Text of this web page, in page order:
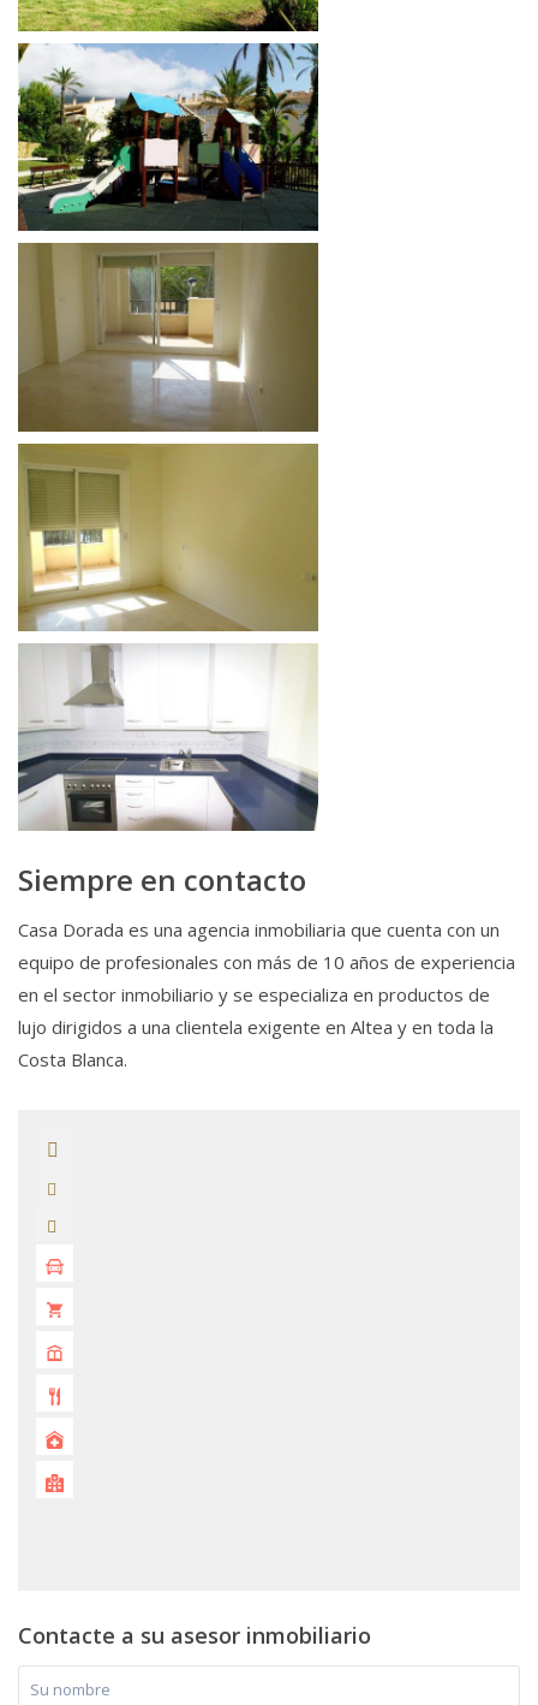
Siempre en contacto
Casa Dorada es una agencia inmobiliaria que cuenta con un
equipo de profesionales con más de 10 años de experiencia
en el sector inmobiliario y se especializa en productos de
lujo dirigidos a una clientela exigente en Altea y en toda la
Costa Blanca.
Contacte a su asesor inmobiliario